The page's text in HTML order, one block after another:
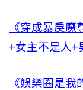
《穿成暴戾
+女主不是人+
《娛樂圈是